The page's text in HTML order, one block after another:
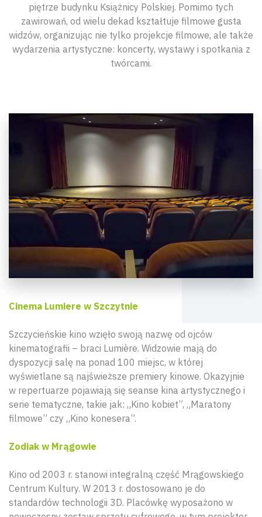
piętrze budynku Książnicy Polskiej. Pomimo tych
zawirowań, od wielu dekad kształtuje filmowe gusta
widzów, organizując nie tylko projekcje filmowe, ale także
wydarzenia artystyczne: koncerty, wystawy i spotkania z
twórcami.
Cinema Lumiere w Szczytnie
Szczycieńskie kino wzięło swoją nazwę od ojców
kinematografii – braci Lumière. Widzowie mają do
dyspozycji salę na ponad 100 miejsc, w której
wyświetlane są najświeższe premiery kinowe. Okazyjnie
w repertuarze pojawiają się seanse kina artystycznego i
serie tematyczne, takie jak: „Kino kobiet”, „Maratony
filmowe” czy „Kino konesera”.
Zodiak w Mrągowie
Kino od 2003 r. stanowi integralną część Mrągowskiego
Centrum Kultury. W 2013 r. dostosowano je do
standardów technologii 3D. Placówkę wyposażono w